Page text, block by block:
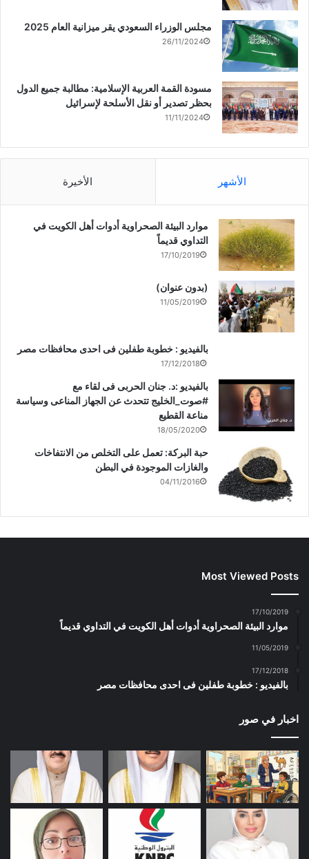
مجلس الوزراء السعودي يقر ميزانية العام 2025
26/11/2024
مسودة القمة العربية الإسلامية: مطالبة جميع الدول
بحظر تصدير أو نقل الأسلحة لإسرائيل
11/11/2024
الأشهر الأخيرة
موارد البيئة الصحراوية أدوات أهل الكويت في
التداوي قديماً
17/10/2019
(بدون عنوان)
11/05/2019
بالفيديو : خطوبة طفلين فى احدى محافظات مصر
17/12/2018
بالفيديو :د. جنان الحربى فى لقاء مع
#صوت_الخليج تتحدث عن الجهاز المناعى وسياسة
مناعة القطيع
18/05/2020
حبة البركة: تعمل على التخلص من الانتفاخات
والغازات الموجودة في البطن
04/11/2016
Most Viewed Posts
17/10/2019
موارد البيئة الصحراوية أدوات أهل الكويت في التداوي قديماً
11/05/2019
17/12/2018
بالفيديو : خطوبة طفلين فى احدى محافظات مصر
اخبار في صور